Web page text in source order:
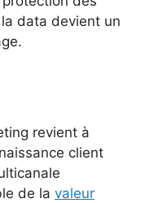
data devient un
revient à
client
de la valeur